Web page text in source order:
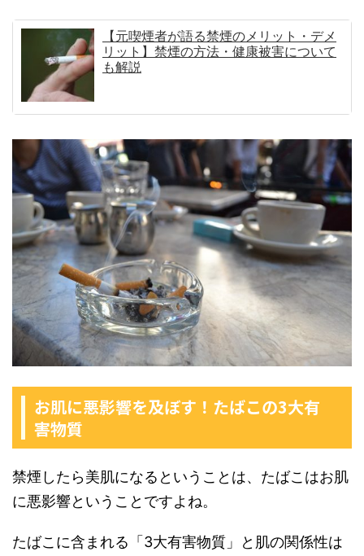
【元喫煙者が語る禁煙のメリット・デメ
リット】禁煙の方法・健康被害について
も解説
お肌に悪影響を及ぼす！たばこの3大有
害物質
禁煙したら美肌になるということは、たばこはお肌
に悪影響ということですよね。
たばこに含まれる「3大有害物質」と肌の関係性は